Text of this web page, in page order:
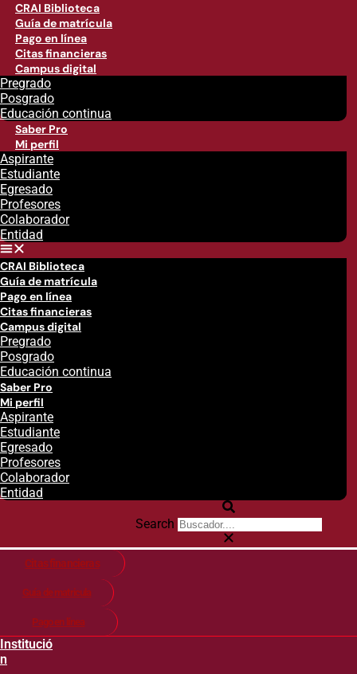
CRAI Biblioteca
Guía de matrícula
Pago en línea
Citas financieras
Campus digital
Pregrado
Posgrado
Educación continua
Saber Pro
Mi perfil
Aspirante
Estudiante
Egresado
Profesores
Colaborador
Entidad
CRAI Biblioteca
Guía de matrícula
Pago en línea
Citas financieras
Campus digital
Pregrado
Posgrado
Educación continua
Saber Pro
Mi perfil
Aspirante
Estudiante
Egresado
Profesores
Colaborador
Entidad
Search
Citas financieras
Guía de matricula
Pago en línea
Institució
n